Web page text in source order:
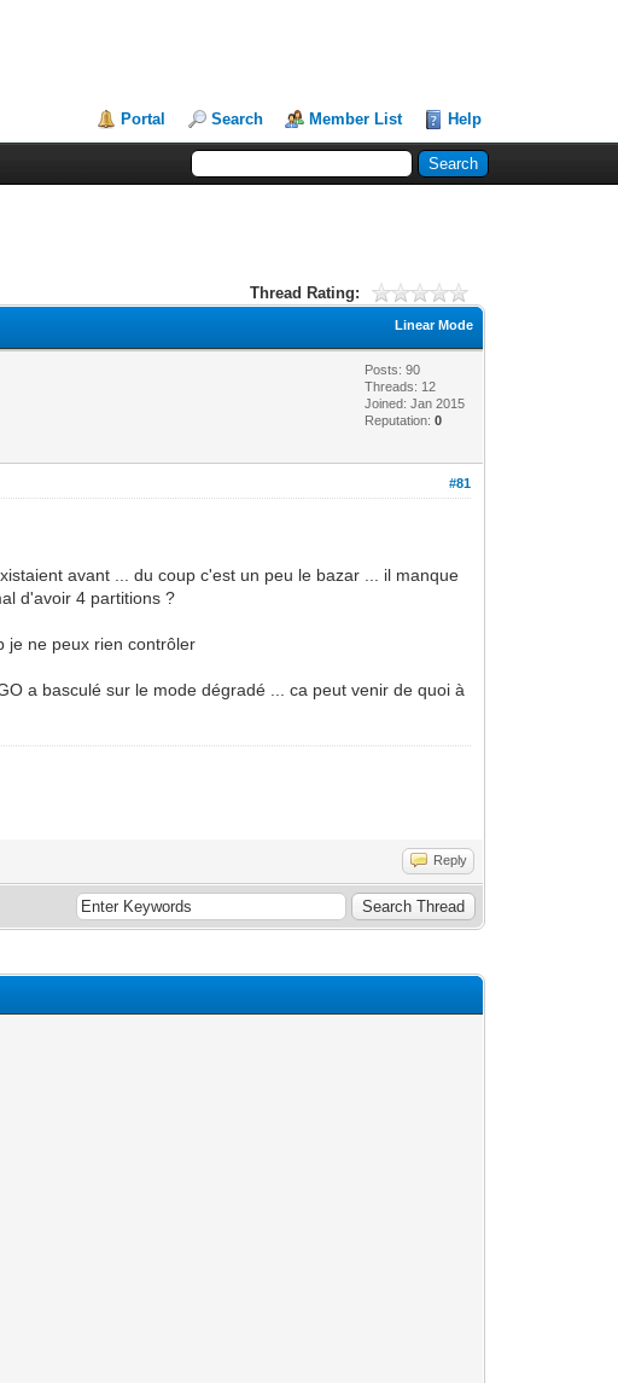
Portal Search Member List Help
Thread Rating:
Linear Mode
Posts: 90
Threads: 12
Joined: Jan 2015
Reputation:0
#81
avant ... du coup c'est un peu le bazar ... il manque
d'avoir 4 partitions ?
je ne peux rien contrôler
a basculé sur le mode dégradé ... ca peut venir de quoi à
Reply